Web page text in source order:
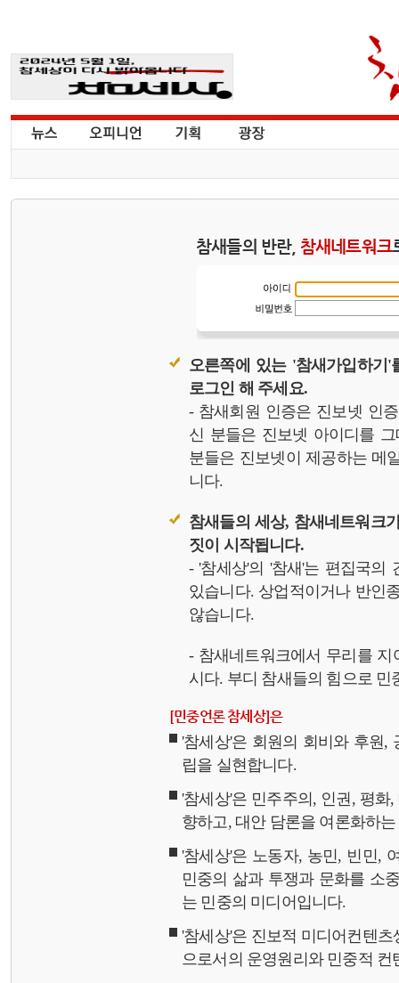
참새들의 반란, 참새네트워크
오른쪽에 있는 '참새가입하기
로그인 해 주세요.
- 참새회원 인증은 진보넷 인
신 분들은 진보넷 아이디를
분들은 진보넷이 제공하는 메
니다.
참새들의 세상, 참새네트워크
짓이 시작됩니다.
- '참세상'의 '참새'는 편집국의
있습니다. 상업적이거나 반인
않습니다.
- 참새네트워크에서 무리를
시다. 부디 참새들의 힘으로 민
[민중언론 참세상]은
'참세상'은 회원의 회비와 후원,
립을 실현합니다.
'참세상'은 민주주의, 인권, 평
향하고, 대안 담론을 여론화하
'참세상'은 노동자, 농민, 빈민,
민중의 삶과 투쟁과 문화를 소
는 민중의 미디어입니다.
'참세상'은 진보적 미디어컨텐
으로서의 운영원리와 민중적